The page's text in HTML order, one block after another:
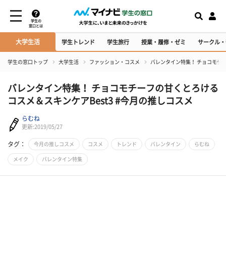
学生の
窓口とは
大学生活 学生トレンド 学生旅行 授業・履修・ゼミ サークル
学生の窓口トップ 大学生活 ファッション・コスメ バレンタイン特集！ チョコモチ
バレンタイン特集！ チョコモチーフの甘くとろける
コスメ＆スキンケアBest3 #今月の推しコスメ
らむね
更新:2019/05/27
タグ： 今月の推しコスメ コスメ トレンド バレンタイン らむね
メイク バレンタイン特集